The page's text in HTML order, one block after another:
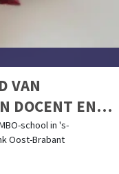
VAN
DOCENT EN
school in 's-
Oost-Brabant